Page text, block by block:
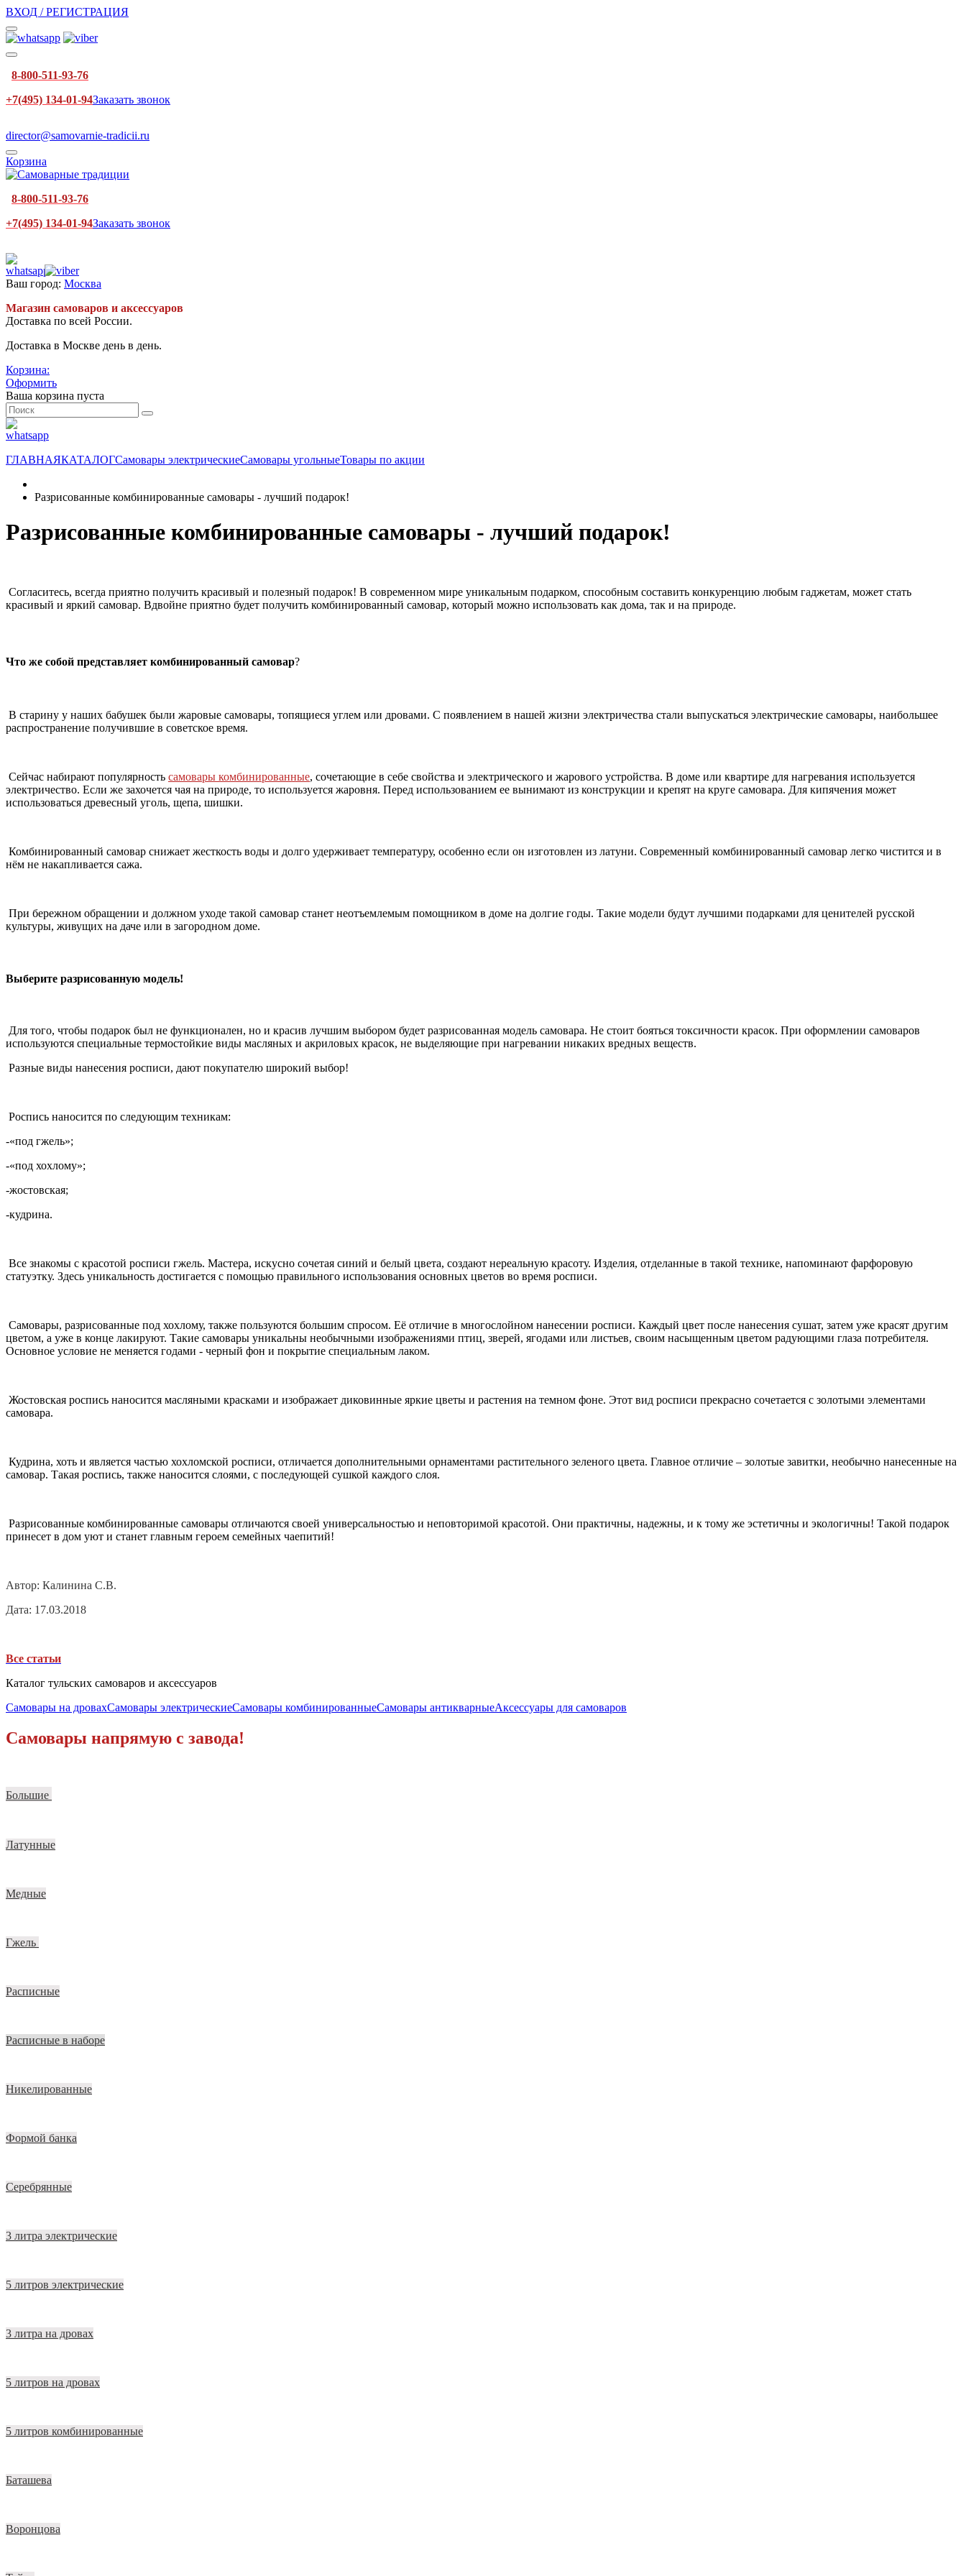
ВХОД / РЕГИСТРАЦИЯ
8-800-511-93-76
+7(495) 134-01-94Заказать звонок
director@samovarnie-tradicii.ru
Корзина
8-800-511-93-76
+7(495) 134-01-94Заказать звонок
Ваш город: Москва
Магазин самоваров и аксессуаров
Доставка по всей России.
Доставка в Москве день в день.
Корзина:
Оформить
Ваша корзина пуста
ГЛАВНАЯКАТАЛОГСамовары электрическиеСамовары угольныеТовары по акции
Разрисованные комбинированные самовары - лучший подарок!
Разрисованные комбинированные самовары - лучший подарок!
Согласитесь, всегда приятно получить красивый и полезный подарок! В современном мире уникальным подарком, способным составить конкуренцию любым гаджетам, может стать
красивый и яркий самовар. Вдвойне приятно будет получить комбинированный самовар, который можно использовать как дома, так и на природе.
Что же собой представляет комбинированный самовар?
В старину у наших бабушек были жаровые самовары, топящиеся углем или дровами. С появлением в нашей жизни электричества стали выпускаться электрические самовары, наибольшее
распространение получившие в советское время.
Сейчас набирают популярность самовары комбинированные, сочетающие в себе свойства и электрического и жарового устройства. В доме или квартире для нагревания используется
электричество. Если же захочется чая на природе, то используется жаровня. Перед использованием ее вынимают из конструкции и крепят на круге самовара. Для кипячения может
использоваться древесный уголь, щепа, шишки.
Комбинированный самовар снижает жесткость воды и долго удерживает температуру, особенно если он изготовлен из латуни. Современный комбинированный самовар легко чистится и в
нём не накапливается сажа.
При бережном обращении и должном уходе такой самовар станет неотъемлемым помощником в доме на долгие годы. Такие модели будут лучшими подарками для ценителей русской
культуры, живущих на даче или в загородном доме.
Выберите разрисованную модель!
Для того, чтобы подарок был не функционален, но и красив лучшим выбором будет разрисованная модель самовара. Не стоит бояться токсичности красок. При оформлении самоваров
используются специальные термостойкие виды масляных и акриловых красок, не выделяющие при нагревании никаких вредных веществ.
Разные виды нанесения росписи, дают покупателю широкий выбор!
Роспись наносится по следующим техникам:
-«под гжель»;
-«под хохлому»;
-жостовская;
-кудрина.
Все знакомы с красотой росписи гжель. Мастера, искусно сочетая синий и белый цвета, создают нереальную красоту. Изделия, отделанные в такой технике, напоминают фарфоровую
статуэтку. Здесь уникальность достигается с помощью правильного использования основных цветов во время росписи.
Самовары, разрисованные под хохлому, также пользуются большим спросом. Её отличие в многослойном нанесении росписи. Каждый цвет после нанесения сушат, затем уже красят другим
цветом, а уже в конце лакируют. Такие самовары уникальны необычными изображениями птиц, зверей, ягодами или листьев, своим насыщенным цветом радующими глаза потребителя.
Основное условие не меняется годами - черный фон и покрытие специальным лаком.
Жостовская роспись наносится масляными красками и изображает диковинные яркие цветы и растения на темном фоне. Этот вид росписи прекрасно сочетается с золотыми элементами
самовара.
Кудрина, хоть и является частью хохломской росписи, отличается дополнительными орнаментами растительного зеленого цвета. Главное отличие – золотые завитки, необычно нанесенные на
самовар. Такая роспись, также наносится слоями, с последующей сушкой каждого слоя.
Разрисованные комбинированные самовары отличаются своей универсальностью и неповторимой красотой. Они практичны, надежны, и к тому же эстетичны и экологичны! Такой подарок
принесет в дом уют и станет главным героем семейных чаепитий!
Автор: Калинина С.В.
Дата: 17.03.2018
Все статьи
Каталог тульских самоваров и аксессуаров
Самовары на дровахСамовары электрическиеСамовары комбинированныеСамовары антикварныеАксессуары для самоваров
Самовары напрямую с завода!
Большие
Латунные
Медные
Гжель
Расписные
Расписные в наборе
Никелированные
Формой банка
Серебрянные
3 литра электрические
5 литров электрические
3 литра на дровах
5 литров на дровах
5 литров комбинированные
Баташева
Воронцова